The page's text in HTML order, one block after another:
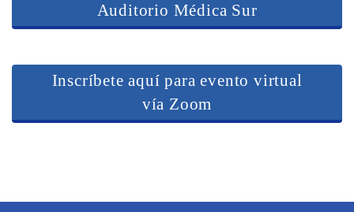
Auditorio Médica Sur
Inscríbete aquí para evento virtual
vía Zoom